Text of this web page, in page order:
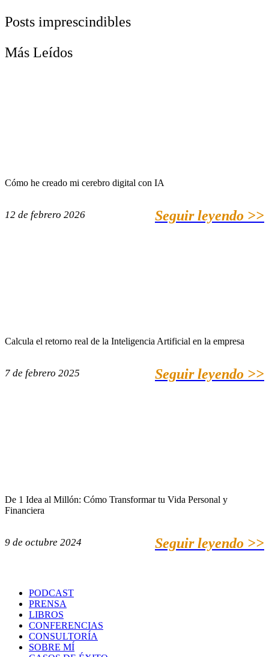
Posts imprescindibles
Más Leídos
Cómo he creado mi cerebro digital con IA
12 de febrero 2026 Seguir leyendo >>
Calcula el retorno real de la Inteligencia Artificial en la empresa
7 de febrero 2025 Seguir leyendo >>
De 1 Idea al Millón: Cómo Transformar tu Vida Personal y
Financiera
9 de octubre 2024 Seguir leyendo >>
PODCAST
PRENSA
LIBROS
CONFERENCIAS
CONSULTORÍA
SOBRE MÍ